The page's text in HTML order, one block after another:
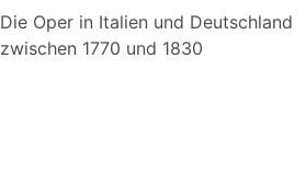
Die Oper in Italien und Deutschland
zwischen 1770 und 1830